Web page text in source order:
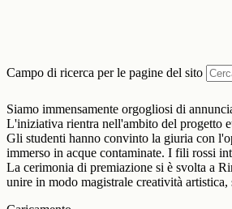
Campo di ricerca per le pagine del sito
Siamo immensamente orgogliosi di
L'iniziativa rientra nell'ambito del progetto
Gli studenti hanno convinto la giuria con
immerso in acque contaminate. I fili rossi
La cerimonia di premiazione si è svolta a
unire in modo magistrale creatività